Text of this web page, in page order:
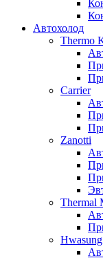
Автохолод
Thermo
Carrier
Zanotti
Thermal